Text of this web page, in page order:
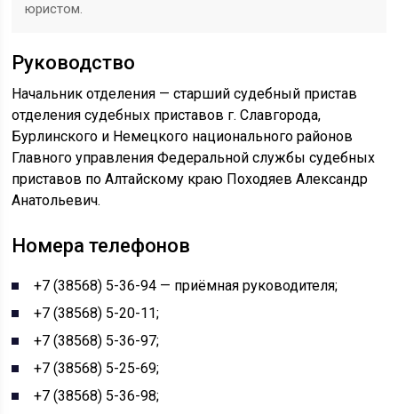
юристом.
Руководство
Начальник отделения — старший судебный пристав
отделения судебных приставов г. Славгорода,
Бурлинского и Немецкого национального районов
Главного управления Федеральной службы судебных
приставов по Алтайскому краю Походяев Александр
Анатольевич.
Номера телефонов
+7 (38568) 5-36-94 — приёмная руководителя;
+7 (38568) 5-20-11;
+7 (38568) 5-36-97;
+7 (38568) 5-25-69;
+7 (38568) 5-36-98;